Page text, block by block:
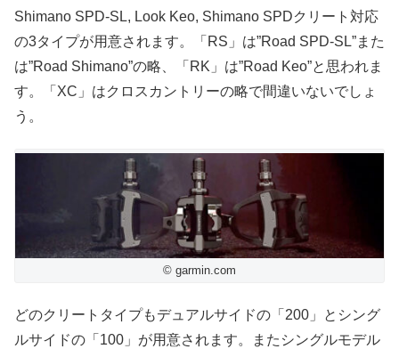
Shimano SPD-SL, Look Keo, Shimano SPDクリート対応
の3タイプが用意されます。「RS」は”Road SPD-SL”また
は”Road Shimano”の略、「RK」は”Road Keo”と思われま
す。「XC」はクロスカントリーの略で間違いないでしょ
う。
© garmin.com
どのクリートタイプもデュアルサイドの「200」とシング
ルサイドの「100」が用意されます。またシングルモデル